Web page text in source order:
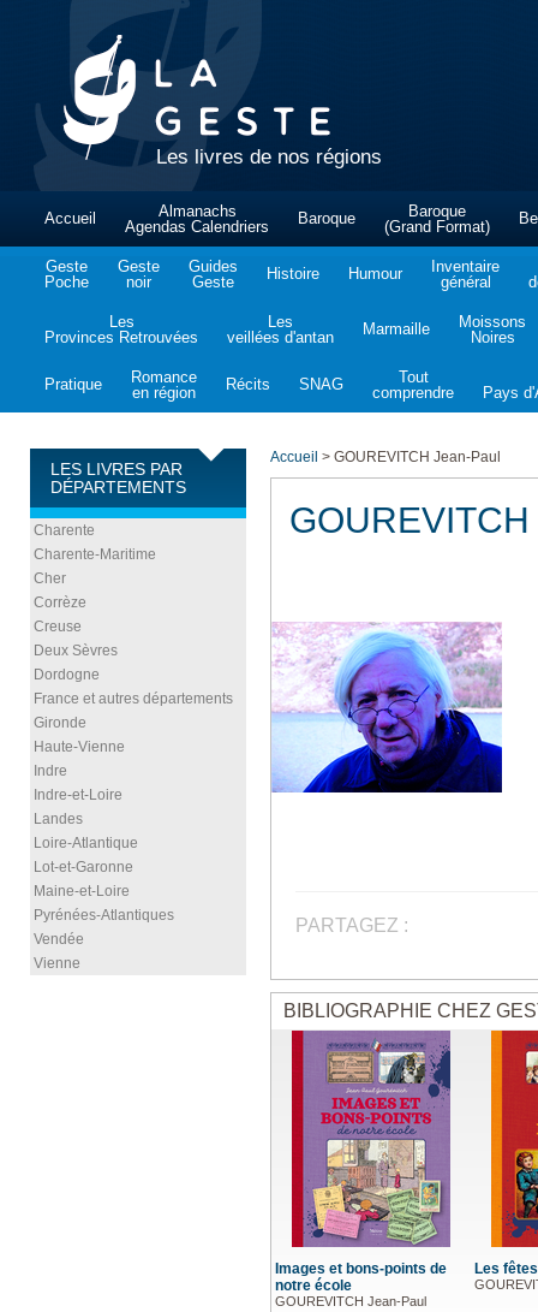
Les livres de nos régions
Accueil
Almanachs
Agendas Calendriers
Baroque
Baroque
(Grand Format)
Geste
Poche
Geste
noir
Guides
Geste
Histoire Humour
Inventaire
général
Les
Provinces Retrouvées
Les
veillées d'antan
Marmaille
Moissons
Noires
Pratique
Romance
en région
Récits SNAG
Tout
comprendre
Pays
LES LIVRES PAR
DÉPARTEMENTS
Charente
Charente-Maritime
Cher
Corrèze
Creuse
Deux Sèvres
Dordogne
France et autres départements
Gironde
Haute-Vienne
Indre
Indre-et-Loire
Landes
Loire-Atlantique
Lot-et-Garonne
Maine-et-Loire
Pyrénées-Atlantiques
Vendée
Vienne
Accueil > GOUREVITCH Jean-Paul
PARTAGEZ :
BIBLIOGRAPHIE CHEZ
Images et bons-points de
notre école
GOUREVITCH Jean-Paul
Les